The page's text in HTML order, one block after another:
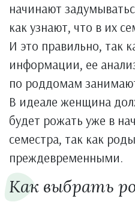
начинают
как узнают, что в их
И это правильно, так
информации, ее
по роддомам
В идеале женщина
будет рожать уже в
семестра, так как
преждевременными.
Как выбрать